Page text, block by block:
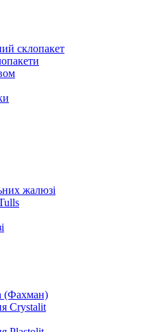
склопакет
жалюзі
(Фахман)
Crystalit